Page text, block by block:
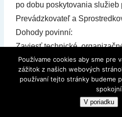
po dobu poskytovania služieb
Prevádzkovateľ a
Dohody povinní:
Zaviesť technické,
vhodné opatrenia v zmysle
zaistili a boli schopní
spracúvanie Osobných
súlade s Nariadením a
Používame cookies aby sme pre
zážitok z našich webových
používaní tejto stránky budeme
V poriadku